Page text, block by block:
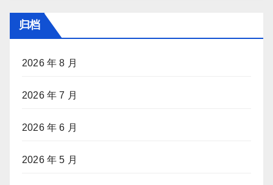
归档
2026 年 8 月
2026 年 7 月
2026 年 6 月
2026 年 5 月